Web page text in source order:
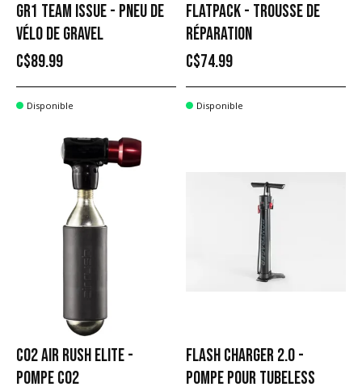
GR1 TEAM ISSUE - PNEU DE
VÉLO DE GRAVEL
C$89.99
Disponible
FLATPACK - TROUSSE DE
RÉPARATION
C$74.99
Disponible
CO2 AIR RUSH ELITE -
POMPE CO2
FLASH CHARGER 2.0 -
POMPE POUR TUBELESS